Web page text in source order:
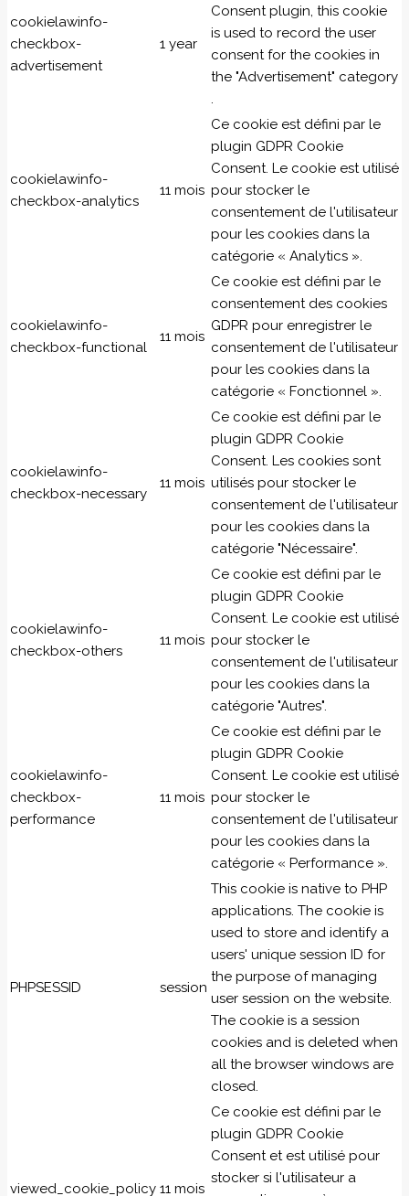
cookielawinfo-
checkbox-
advertisement
1 year
Consent plugin, this cookie
is used to record the user
consent for the cookies in
the "Advertisement" category
.
cookielawinfo-
checkbox-analytics
11 mois
Ce cookie est défini par le
plugin GDPR Cookie
Consent. Le cookie est utilisé
pour stocker le
consentement de l'utilisateur
pour les cookies dans la
catégorie « Analytics ».
cookielawinfo-
checkbox-functional
11 mois
Ce cookie est défini par le
consentement des cookies
GDPR pour enregistrer le
consentement de l'utilisateur
pour les cookies dans la
catégorie « Fonctionnel ».
cookielawinfo-
checkbox-necessary
11 mois
Ce cookie est défini par le
plugin GDPR Cookie
Consent. Les cookies sont
utilisés pour stocker le
consentement de l'utilisateur
pour les cookies dans la
catégorie "Nécessaire".
cookielawinfo-
checkbox-others
11 mois
Ce cookie est défini par le
plugin GDPR Cookie
Consent. Le cookie est utilisé
pour stocker le
consentement de l'utilisateur
pour les cookies dans la
catégorie "Autres".
cookielawinfo-
checkbox-
performance
11 mois
Ce cookie est défini par le
plugin GDPR Cookie
Consent. Le cookie est utilisé
pour stocker le
consentement de l'utilisateur
pour les cookies dans la
catégorie « Performance ».
PHPSESSID session
This cookie is native to PHP
applications. The cookie is
used to store and identify a
users' unique session ID for
the purpose of managing
user session on the website.
The cookie is a session
cookies and is deleted when
all the browser windows are
closed.
viewed_cookie_policy 11 mois
Ce cookie est défini par le
plugin GDPR Cookie
Consent et est utilisé pour
stocker si l'utilisateur a